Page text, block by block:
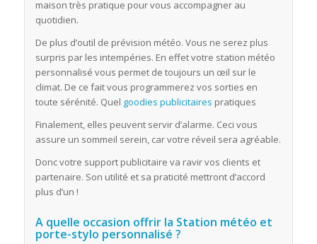
maison très pratique pour vous accompagner au
quotidien.
De plus d’outil de prévision météo. Vous ne serez plus
surpris par les intempéries. En effet votre station météo
personnalisé vous permet de toujours un œil sur le
climat. De ce fait vous programmerez vos sorties en
toute sérénité. Quel goodies publicitaires pratiques
Finalement, elles peuvent servir d’alarme. Ceci vous
assure un sommeil serein, car votre réveil sera agréable.
Donc votre support publicitaire va ravir vos clients et
partenaire. Son utilité et sa praticité mettront d’accord
plus d’un !
A quelle occasion offrir la Station météo et
porte-stylo personnalisé ?